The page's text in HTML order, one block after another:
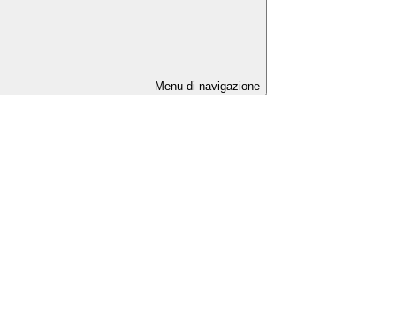
Menu di navigazione